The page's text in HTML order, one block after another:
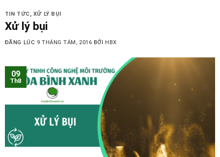
TIN TỨC, XỬ LÝ BỤI
Xử lý bụi
ĐĂNG LÚC 9 THÁNG TÁM, 2016 BỞI HBX
09
Th8